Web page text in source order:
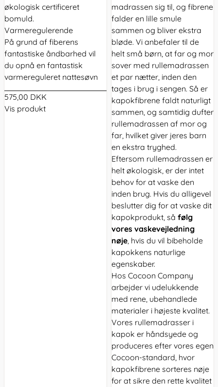
økologisk certificeret
bomuld.
Varmeregulerende
På grund af fiberens
fantastiske åndbarhed vil
du opnå en fantastisk
varmereguleret nattesøvn
575,00 DKK
Vis produkt
madrassen sig til, og fibrene
falder en lille smule
sammen og bliver ekstra
bløde. Vi anbefaler til de
helt små børn, at far og mor
sover med rullemadrassen
et par nætter, inden den
tages i brug i sengen. Så er
kapokfibrene faldt naturligt
sammen, og samtidig dufter
rullemadrassen af mor og
far, hvilket giver jeres barn
en ekstra tryghed.
Eftersom rullemadrassen er
helt økologisk, er der intet
behov for at vaske den
inden brug. Hvis du alligevel
beslutter dig for at vaske dit
kapokprodukt, så følg
vores vaskevejledning
nøje, hvis du vil bibeholde
kapokkens naturlige
egenskaber.
Hos Cocoon Company
arbejder vi udelukkende
med rene, ubehandlede
materialer i højeste kvalitet.
Vores rullemadrasser i
kapok er håndsyede og
produceres efter vores egen
Cocoon-standard, hvor
kapokfibrene sorteres nøje
for at sikre den rette kvalitet